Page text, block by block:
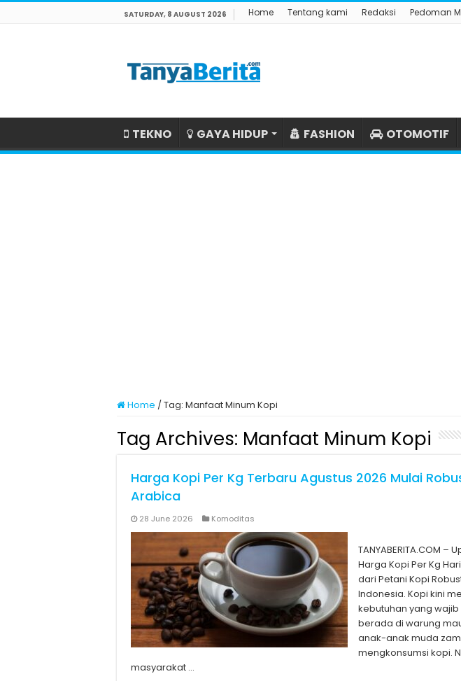
SATURDAY, 8 AUGUST 2026 Home Tentang kami Redaksi Pedoman
TEKNO GAYA HIDUP FASHION OTOMOTIF
Home /Tag: Manfaat Minum Kopi
Tag Archives: Manfaat Minum Kopi
Harga Kopi Per Kg Terbaru Agustus 2026 Mulai
Arabica
28 June 2026 Komoditas
TANYABERITA.COM –
Harga Kopi Per Kg
dari Petani Kopi
Indonesia. Kopi kini
kebutuhan yang
berada di warung
anak-anak muda
mengkonsumsi kopi.
masyarakat …